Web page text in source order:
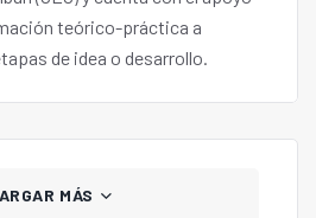
teórico-práctica a
de idea o desarrollo.
MÁS